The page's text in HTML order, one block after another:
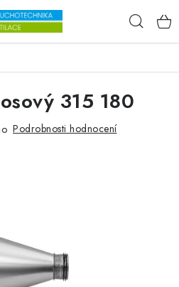
315 180
Podrobnosti hodnocení